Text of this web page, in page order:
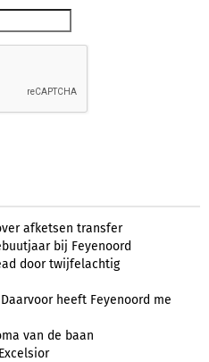
afketsen transfer
bij Feyenoord
door twijfelachtig
heeft Feyenoord me
van de baan